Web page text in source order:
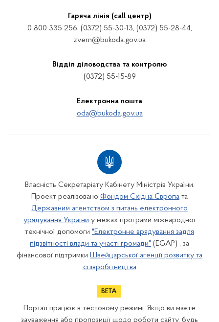
Гаряча лінія (call центр)
0 800 335 256, (0372) 55-30-13, (0372) 55-28-44,
zvern@bukoda.gov.ua
Відділ діловодства та контролю
(0372) 55-15-89
Електронна пошта
oda@bukoda.gov.ua
Власність Секретаріату Кабінету Міністрів України.
Проект реалізовано Фондом Східна Європа та
Державним агентством з питань електронного
урядування України у межах програми міжнародної
технічної допомоги "Електронне врядування задля
підзвітності влади та участі громади" (EGAP) , за
фінансової підтримки Швейцарської агенції розвитку та
співробітництва
Портал працює в тестовому режимі. Якщо ви маєте
зауваження або пропозиції щодо роботи сайту, будь